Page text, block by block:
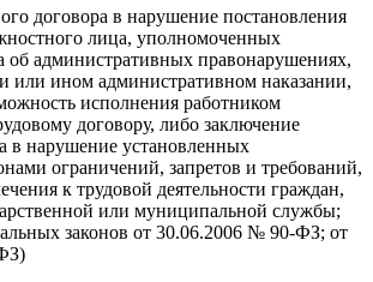
договора в нарушение постановления
лица, уполномоченных
об административных правонарушениях,
или ином административном наказании,
исполнения работником
договору, либо заключение
в нарушение установленных
ограничений, запретов и требований,
к трудовой деятельности граждан,
или муниципальной службы;
законов от 30.06.2006 № 90-ФЗ; от